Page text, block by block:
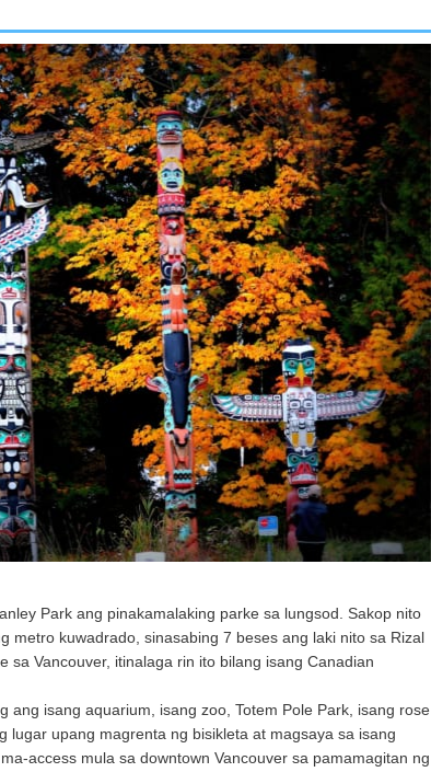
Park ang pinakamalaking parke sa lungsod. Sakop nito
metro kuwadrado, sinasabing 7 beses ang laki nito sa Rizal
sa Vancouver, itinalaga rin ito bilang isang Canadian
ang isang aquarium, isang zoo, Totem Pole Park, isang rose
lugar upang magrenta ng bisikleta at magsaya sa isang
access mula sa downtown Vancouver sa pamamagitan ng